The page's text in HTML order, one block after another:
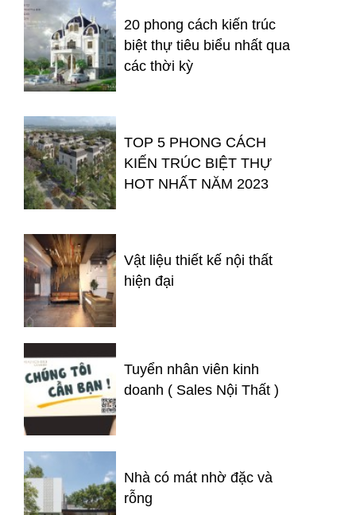
20 phong cách kiến trúc
biệt thự tiêu biểu nhất qua
các thời kỳ
TOP 5 PHONG CÁCH
KIẾN TRÚC BIỆT THỰ
HOT NHẤT NĂM 2023
Vật liệu thiết kế nội thất
hiện đại
Tuyển nhân viên kinh
doanh ( Sales Nội Thất )
Nhà có mát nhờ đặc và
rỗng